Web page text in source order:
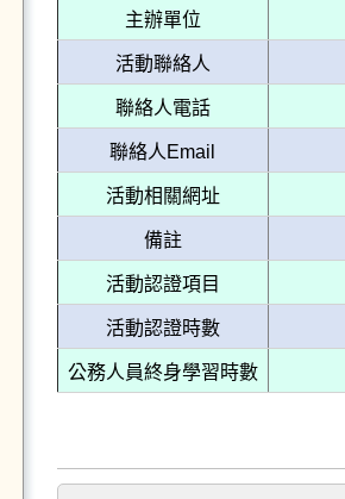
主辦單位
活動聯絡人
聯絡人電話
聯絡人Email
活動相關網址
備註
活動認證項目
活動認證時數
公務人員終身學習時數